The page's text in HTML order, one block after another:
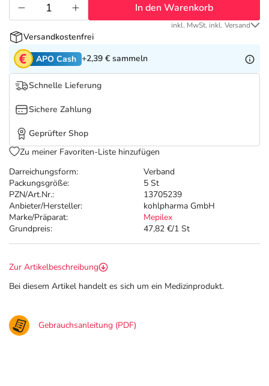
Tierapotheke
Vitamine & Mineralstoffe
Marken
Salus Deals
Darreichungsform:
Verband
Packungsgröße:
5 St
PZN/Art.Nr.:
13705239
Anbieter/Hersteller:
kohlpharma GmbH
Marke/Präparat:
Mepilex
Grundpreis:
47,82 €/1 St
In den Warenkorb
inkl. MwSt. inkl. Versand
Versandkostenfrei
APO Cash +2,39 € sammeln
Schnelle Lieferung
Sichere Zahlung
Geprüfter Shop
Zu meiner Favoriten-Liste hinzufügen
Zur Artikelbeschreibung
Bei diesem Artikel handelt es sich um ein Medizinprodukt.
Gebrauchsanleitung (PDF)